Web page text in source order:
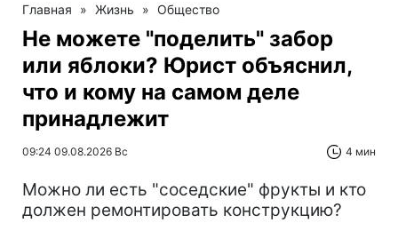
Главная » Жизнь » Общество
Не можете "поделить" забор
или яблоки? Юрист объяснил,
что и кому на самом деле
принадлежит
09:24 09.08.2026 Вс 4 мин
Можно ли есть "соседские" фрукты и кто
должен ремонтировать конструкцию?